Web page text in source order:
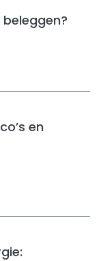
beleggen?
en